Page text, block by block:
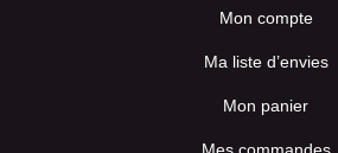
Mon compte
Ma liste d’envies
Mon panier